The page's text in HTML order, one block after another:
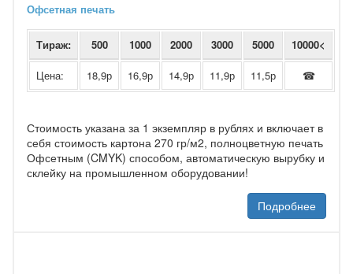
Офсетная печать
Тираж: 500 1000 2000 3000 5000 10000<
Цена: 18,9р 16,9р 14,9р 11,9р 11,5р ☎
Стоимость указана за 1 экземпляр в рублях и включает в
себя стоимость картона 270 гр/м2, полноцветную печать
Офсетным (CMYK) способом, автоматическую вырубку и
склейку на промышленном оборудовании!
Подробнее